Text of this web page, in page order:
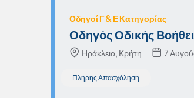
Οδηγοί Γ & Ε Κατηγορίας
Οδηγός Οδικής
Ηράκλειο, Κρήτη 7
Πλήρης Απασχόληση